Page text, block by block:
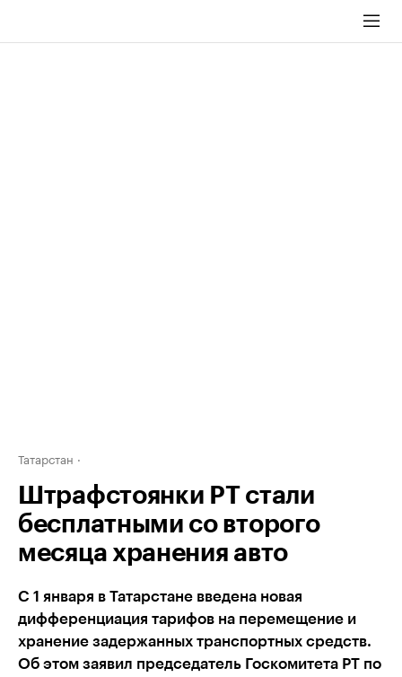
Татарстан
Штрафстоянки РТ стали
бесплатными со второго
месяца хранения авто
С 1 января в Татарстане введена новая
дифференциация тарифов на перемещение и
хранение задержанных транспортных средств.
Об этом заявил председатель Госкомитета РТ по